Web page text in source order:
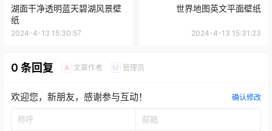
湖面干净透明蓝天碧湖风景壁
纸
2024-4-13 15:30:57
世界地图英文平面壁纸
2024-4-13 15:31:23
0 条回复 A 文章作者 M 管理员
欢迎您，新朋友，感谢参与互动！ 确认修改